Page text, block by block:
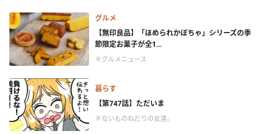
グルメ
【無印良品】「ほめられかぼちゃ」シリーズの季
節限定お菓子が全1...
＃グルメニュース
暮らす
【第747話】ただいま
＃ないものねだりの女達。